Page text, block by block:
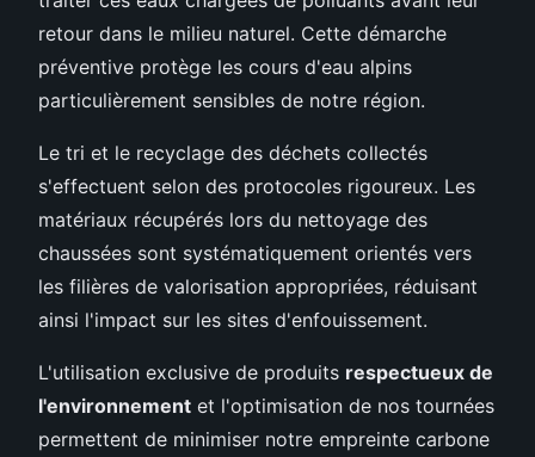
retour dans le milieu naturel. Cette démarche
préventive protège les cours d'eau alpins
particulièrement sensibles de notre région.
Le tri et le recyclage des déchets collectés
s'effectuent selon des protocoles rigoureux. Les
matériaux récupérés lors du nettoyage des
chaussées sont systématiquement orientés vers
les filières de valorisation appropriées, réduisant
ainsi l'impact sur les sites d'enfouissement.
L'utilisation exclusive de produits respectueux de
l'environnement et l'optimisation de nos tournées
permettent de minimiser notre empreinte carbone